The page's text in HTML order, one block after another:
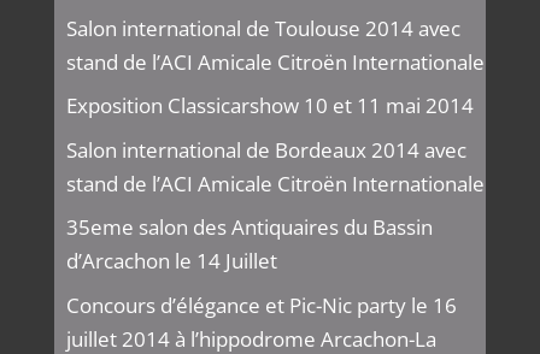
Salon international de Toulouse 2014 avec
stand de l’ACI Amicale Citroën Internationale
Exposition Classicarshow 10 et 11 mai 2014
Salon international de Bordeaux 2014 avec
stand de l’ACI Amicale Citroën Internationale
35eme salon des Antiquaires du Bassin
d’Arcachon le 14 Juillet
Concours d’élégance et Pic-Nic party le 16
juillet 2014 à l’hippodrome Arcachon-La